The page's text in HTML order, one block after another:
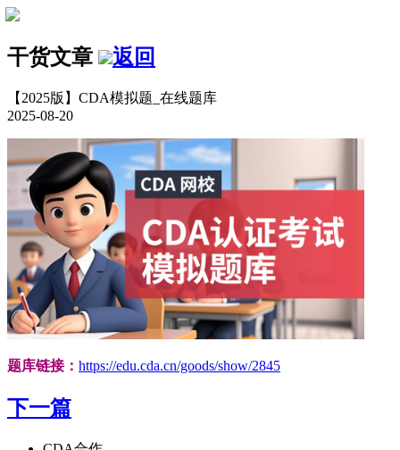
干货文章 返回
【2025版】CDA模拟题_在线题库
2025-08-20
题库链接： https://edu.cda.cn/goods/show/2845
下一篇